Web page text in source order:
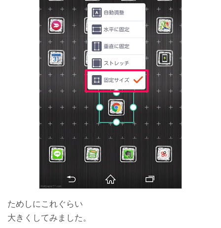
ためしにこれぐらい
大きくしてみました。